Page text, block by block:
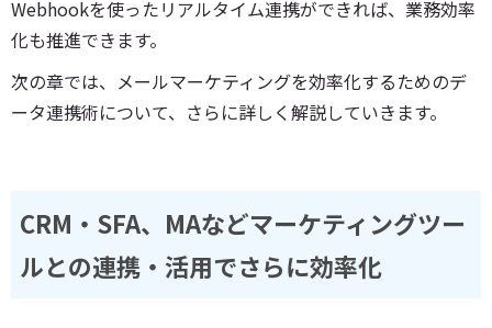
Webhookを使ったリアルタイム連携ができれば、業務効率
化も推進できます。
次の章では、メールマーケティングを効率化するためのデ
ータ連携術について、さらに詳しく解説していきます。
CRM・SFA、MAなどマーケティングツー
ルとの連携・活用でさらに効率化